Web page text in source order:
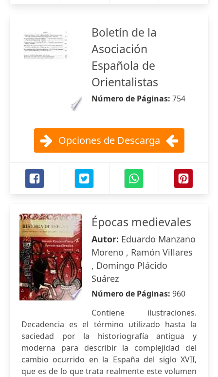
Boletín de la
Asociación
Española de
Orientalistas
Número de Páginas: 754
Opciones de Descarga
Épocas medievales
Autor: Eduardo Manzano
Moreno , Ramón Villares
, Domingo Plácido
Suárez
Número de Páginas: 960
Contiene ilustraciones.
Decadencia es el término utilizado hasta la
saciedad por la historiografía antigua y
moderna para describir la complejidad del
cambio ocurrido en la España del siglo XVII,
que es de lo que trata realmente este volumen